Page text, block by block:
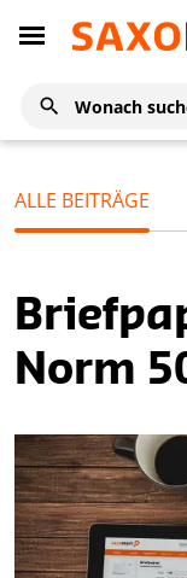
ALLE BEITRÄGE
Norm